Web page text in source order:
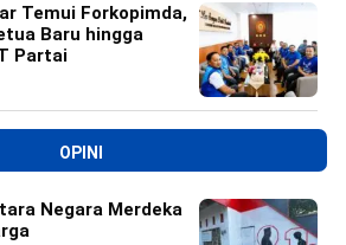
Temui Forkopimda,
Baru hingga
Partai
OPINI
Negara Merdeka